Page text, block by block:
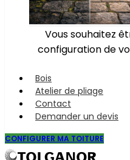
Vous souhaitez
configuration de
Bois
Atelier de pliage
Contact
Demander un devis
CONFIGURER MA TOITURE